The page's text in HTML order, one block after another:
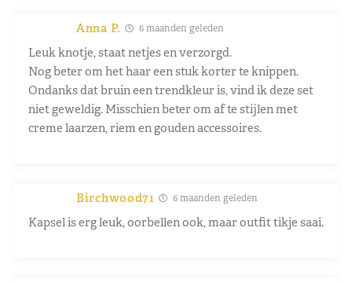
Anna P. 6 maanden geleden
Leuk knotje, staat netjes en verzorgd.
Nog beter om het haar een stuk korter te knippen.
Ondanks dat bruin een trendkleur is, vind ik deze set
niet geweldig. Misschien beter om af te stijlen met
creme laarzen, riem en gouden accessoires.
Birchwood71 6 maanden geleden
Kapsel is erg leuk, oorbellen ook, maar outfit tikje saai.